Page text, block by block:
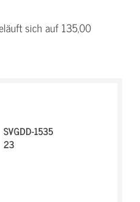
sich auf 135,00
SVGDD-1535
23